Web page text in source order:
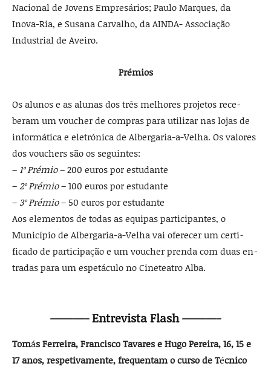
Nacional de Jovens Em­presários; Paulo Marques, da
Inova-Ria, e Susana Carva­lho, da AINDA- Associação
Industrial de Aveiro.
Prémios
Os alunos e as alunas dos três melhores projetos rece­
beram um voucher de com­pras para utilizar nas lojas de
informática e eletrónica de Albergaria-a-Velha. Os valores
dos vouchers são os seguintes:
– 1º Prémio– 200 euros por estudante
– 2º Prémio– 100 euros por estudante
– 3º Prémio– 50 euros por es­tudante
Aos elementos de todas as equipas participantes, o
Município de Albergaria-a­-Velha vai oferecer um certi­
ficado de participação e um voucher prenda com duas en­
tradas para um espetáculo no Cineteatro Alba.
———- Entrevista Flash ———-
Tomás Ferreira, Francisco Tavares e Hugo Pereira, 16, 15 e
17 anos, respetivamente, fre­quentam o curso de Técnico